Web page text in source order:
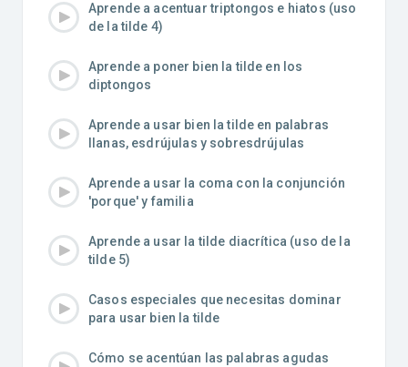
Aprende a acentuar triptongos e hiatos (uso
de la tilde 4)
Aprende a poner bien la tilde en los
diptongos
Aprende a usar bien la tilde en palabras
llanas, esdrújulas y sobresdrújulas
Aprende a usar la coma con la conjunción
'porque' y familia
Aprende a usar la tilde diacrítica (uso de la
tilde 5)
Casos especiales que necesitas dominar
para usar bien la tilde
Cómo se acentúan las palabras agudas